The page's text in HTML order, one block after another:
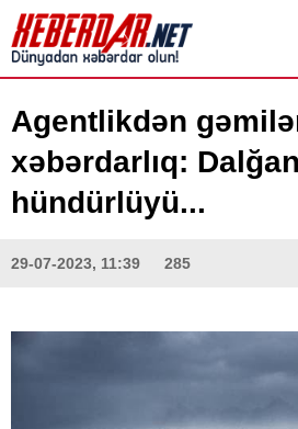
Agentlikdən
xəbərdarlıq:
hündürlüyü...
29-07-2023, 11:39 285